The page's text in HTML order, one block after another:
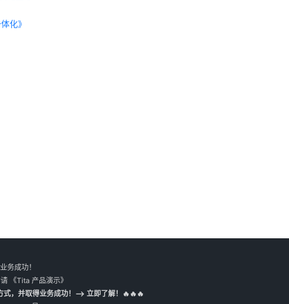
务成功！
《Tita 产品演示》
，并取得业务成功！--> 立即了解！🔥🔥🔥